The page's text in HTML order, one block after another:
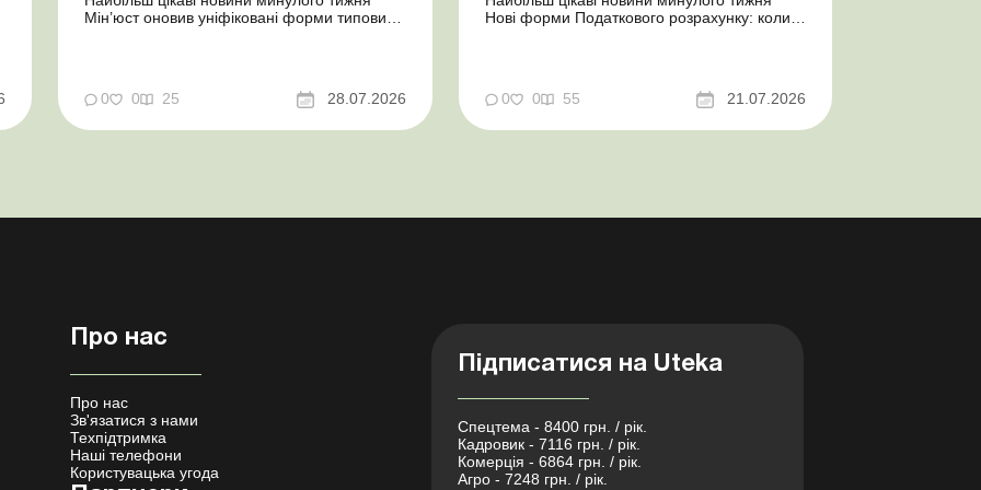
Мін’юст оновив уніфіковані форми типових
«у розшуку»: що потрібно знати
0 0 25 28.07.2026
Нові форми Податкового розрахунку: коли
Координаційний центр з організації
0 0 55 21.07.2026
Про нас
Про нас
Зв'язатися з нами
Техпідтримка
Наші телефони
Користувацька угода
Підписатися на Uteka
Спецтема - 8400 грн. / рік.
Кадровик - 7116 грн. / рік.
Комерція - 6864 грн. / рік.
Агро - 7248 грн. / рік.